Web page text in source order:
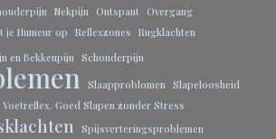
Nekpijn Ontspant
Overgang
je Humeur op Reflexzones Rugklachten
en Bekkenpijn Schouderpijn
Slaapproblomen Slapeloosheid
Goed Slapen zonder Stress
Spijsverteringsproblemen